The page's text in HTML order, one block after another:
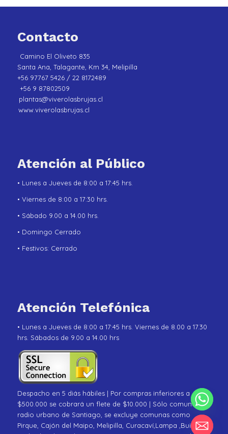
Contacto
Camino El Oliveto 835
Santa Ana, Talagante, Km 34, Melipilla
+56 97767 5426 / 22 8172489
+56 9 87802509
plantas@viverolasbrujas.cl
www.viverolasbrujas.cl
Atención al Público
• Lunes a Jueves de 8:00 a 17:45 hrs.
• Viernes de 8:00 a 17:30 hrs.
• Sábado 9.00 a 14.00 hrs.
• Domingo Cerrado
• Festivos: Cerrado
Atención Telefónica
• Lunes a Jueves de 8:00 a 17:45 hrs. Viernes de 8.00 a 17.30
hrs. Sábados de 9.00 a 14.00 hrs
Despacho en 5 diás hábiles | Por compras inferiores a
$500.000 se cobrará un flete de $10.000 | Sólo comunas de
radio urbano de Santiago, se excluye comunas como
Pirque, Cajón del Maipo, Melipilla, Curacaví,Lampa ,Buin